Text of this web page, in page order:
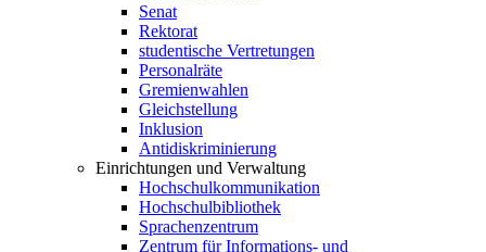
Senat
Rektorat
studentische Vertretungen
Personalräte
Gremienwahlen
Gleichstellung
Inklusion
Antidiskriminierung
Einrichtungen und Verwaltung
Hochschulkommunikation
Hochschulbibliothek
Sprachenzentrum
Zentrum für Informations- und